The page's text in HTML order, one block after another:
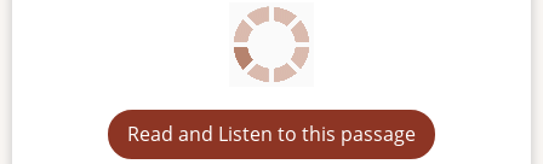
Read and Listen to this passage